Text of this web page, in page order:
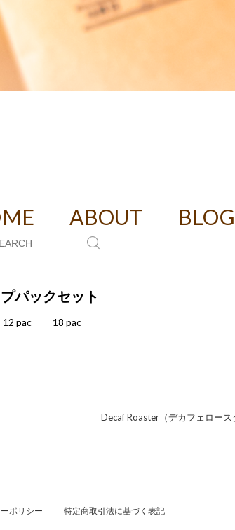
ABOUT BLOG
パックセット
12 pac 18 pac
Decaf Roaster（デカフェロー
ポリシー 特定商取引法に基づく表記